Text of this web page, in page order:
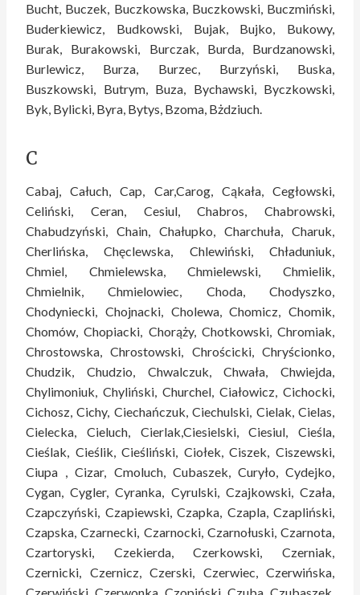
Bucht, Buczek, Buczkowska, Buczkowski, Buczmiński,
Buderkiewicz, Budkowski, Bujak, Bujko, Bukowy,
Burak, Burakowski, Burczak, Burda, Burdzanowski,
Burlewicz, Burza, Burzec, Burzyński, Buska,
Buszkowski, Butrym, Buza, Bychawski, Byczkowski,
Byk, Bylicki, Byra, Bytys, Bzoma, Bżdziuch.
C
Cabaj, Całuch, Cap, Car,Carog, Cąkała, Cegłowski,
Celiński, Ceran, Cesiul, Chabros, Chabrowski,
Chabudzyński, Chain, Chałupko, Charchuła, Charuk,
Cherlińska, Chęclewska, Chlewiński, Chładuniuk,
Chmiel, Chmielewska, Chmielewski, Chmielik,
Chmielnik, Chmielowiec, Choda, Chodyszko,
Chodyniecki, Chojnacki, Cholewa, Chomicz, Chomik,
Chomów, Chopiacki, Chorąży, Chotkowski, Chromiak,
Chrostowska, Chrostowski, Chrościcki, Chryścionko,
Chudzik, Chudzio, Chwalczuk, Chwała, Chwiejda,
Chylimoniuk, Chyliński, Churchel, Ciałowicz, Cichocki,
Cichosz, Cichy, Ciechańczuk, Ciechulski, Cielak, Cielas,
Cielecka, Cieluch, Cierlak,Ciesielski, Ciesiul, Cieśla,
Cieślak, Cieślik, Cieśliński, Ciołek, Ciszek, Ciszewski,
Ciupa , Cizar, Cmoluch, Cubaszek, Curyło, Cydejko,
Cygan, Cygler, Cyranka, Cyrulski, Czajkowski, Czała,
Czapczyński, Czapiewski, Czapka, Czapla, Czapliński,
Czapska, Czarnecki, Czarnocki, Czarnołuski, Czarnota,
Czartoryski, Czekierda, Czerkowski, Czerniak,
Czernicki, Czernicz, Czerski, Czerwiec, Czerwińska,